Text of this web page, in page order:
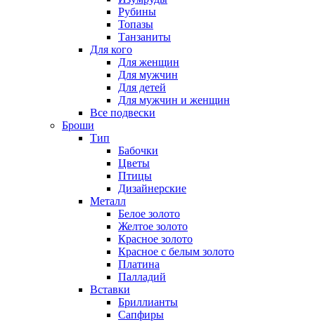
Рубины
Топазы
Танзаниты
Для кого
Для женщин
Для мужчин
Для детей
Для мужчин и женщин
Все подвески
Броши
Тип
Бабочки
Цветы
Птицы
Дизайнерские
Металл
Белое золото
Желтое золото
Красное золото
Красное с белым золото
Платина
Палладий
Вставки
Бриллианты
Сапфиры